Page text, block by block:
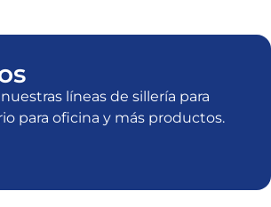
líneas de sillería para
para oficina y más productos.